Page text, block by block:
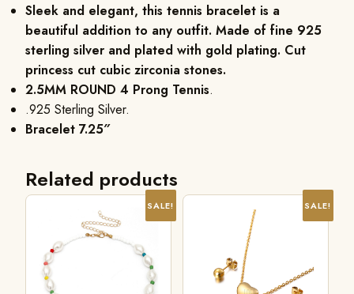
Sleek and elegant, this tennis bracelet is a
beautiful addition to any outfit. Made of fine 925
sterling silver and plated with gold plating. Cut
princess cut cubic zirconia stones.
2.5MM ROUND 4 Prong Tennis.
.925 Sterling Silver.
Bracelet 7.25″
Related products
SALE! SALE!